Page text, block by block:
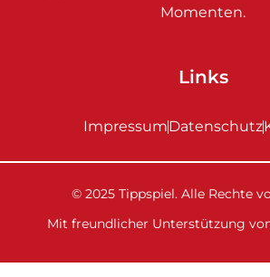
Momenten.
Links
ImpressumDatenschutz
© 2025 Tippspiel. Alle Rechte
Mit freundlicher Unterstützung